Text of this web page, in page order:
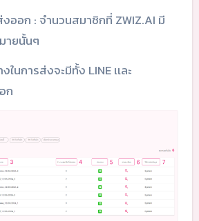
ออก : จำนวนสมาชิกที่ ZWIZ.AI มี
ายนั้นๆ
นการส่งจะมีทั้ง LINE เเละ
ก